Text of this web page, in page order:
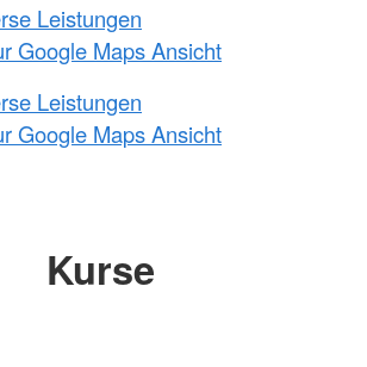
Leistungen
Google Maps Ansicht
Leistungen
Google Maps Ansicht
Kurse